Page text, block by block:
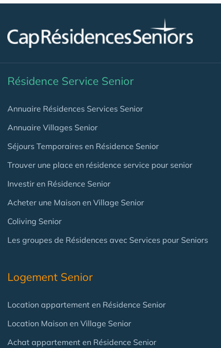
Résidence Service Senior
Annuaire Résidences Services Senior
Annuaire Villages Senior
Séjours Temporaires en Résidence Senior
Trouver une place en résidence service pour senior
Investir en Résidence Senior
Acheter une Maison en Village Senior
Coliving Senior
Les groupes de Résidences avec Services pour Seniors
Logement Senior
Location appartement en Résidence Senior
Location Maison en Village Senior
Achat appartement en Résidence Senior